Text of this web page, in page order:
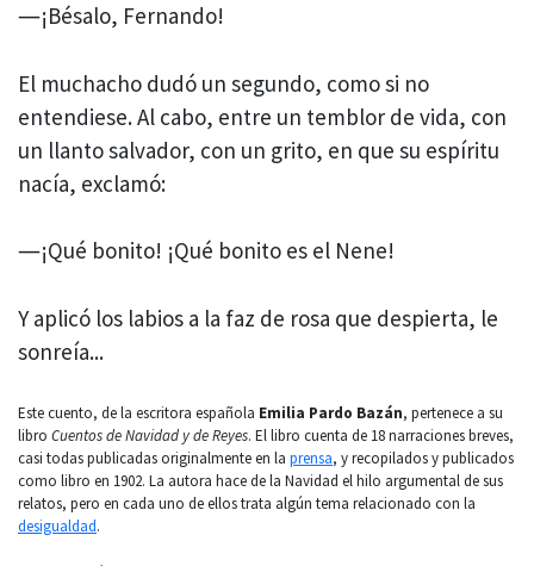
―¡Bésalo, Fernando!
El muchacho dudó un segundo, como si no
entendiese. Al cabo, entre un temblor de vida, con
un llanto salvador, con un grito, en que su espíritu
nacía, exclamó:
―¡Qué bonito! ¡Qué bonito es el Nene!
Y aplicó los labios a la faz de rosa que despierta, le
sonreía...
Este cuento, de la escritora española Emilia Pardo Bazán, pertenece a su
libro Cuentos de Navidad y de Reyes. El libro cuenta de 18 narraciones breves,
casi todas publicadas originalmente en la prensa, y recopilados y publicados
como libro en 1902. La autora hace de la Navidad el hilo argumental de sus
relatos, pero en cada uno de ellos trata algún tema relacionado con la
desigualdad.